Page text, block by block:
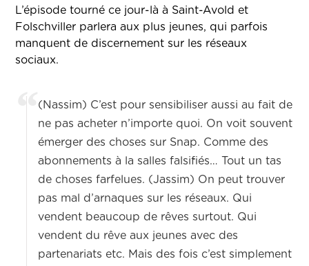
L’épisode tourné ce jour-là à Saint-Avold et
Folschviller parlera aux plus jeunes, qui parfois
manquent de discernement sur les réseaux
sociaux.
(Nassim) C’est pour sensibiliser aussi au fait de
ne pas acheter n’importe quoi. On voit souvent
émerger des choses sur Snap. Comme des
abonnements à la salles falsifiés… Tout un tas
de choses farfelues. (Jassim) On peut trouver
pas mal d’arnaques sur les réseaux. Qui
vendent beaucoup de rêves surtout. Qui
vendent du rêve aux jeunes avec des
partenariats etc. Mais des fois c’est simplement